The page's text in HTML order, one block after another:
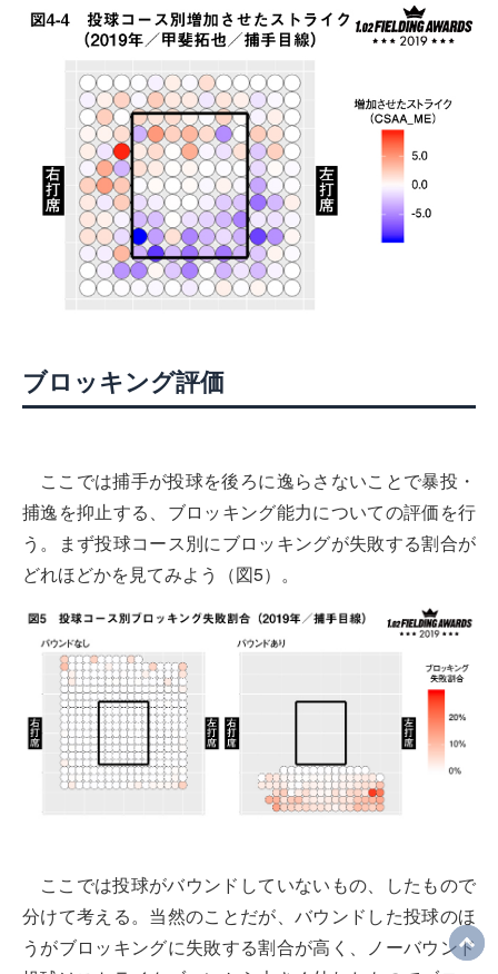
ブロッキング評価
ここでは捕手が投球を後ろに逸らさないことで暴投・
捕逸を抑止する、ブロッキング能力についての評価を行
う。まず投球コース別にブロッキングが失敗する割合が
どれほどかを見てみよう（図5）。
ここでは投球がバウンドしていないもの、したもので
分けて考える。当然のことだが、バウンドした投球のほ
うがブロッキングに失敗する割合が高く、ノーバウンド